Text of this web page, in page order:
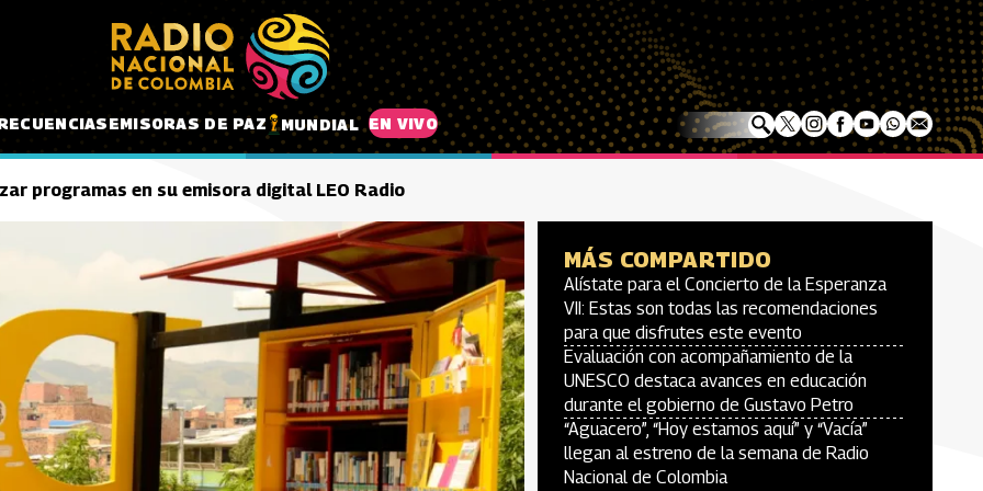
EMISORAS DE PAZ MUNDIAL EN VIVO
programas en su emisora digital LEO Radio
MÁS COMPARTIDO
Alístate para el Concierto de la Esperanza
VII: Estas son todas las recomendaciones
para que disfrutes este evento
Evaluación con acompañamiento de la
UNESCO destaca avances en educación
durante el gobierno de Gustavo Petro
“Aguacero”, “Hoy estamos aquí” y “Vacía”
llegan al estreno de la semana de Radio
Nacional de Colombia